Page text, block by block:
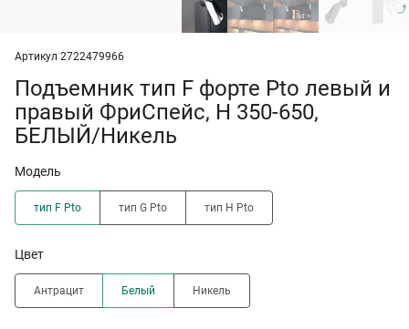
Артикул 2722479966
Подъемник тип F форте Pto левый и
правый ФриСпейс, H 350-650,
БЕЛЫЙ/Никель
Модель
тип F Pto тип G Pto тип H Pto
Цвет
Антрацит Белый Никель